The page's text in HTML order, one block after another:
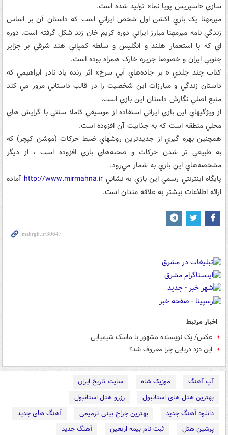
سازي «اسپريس پويا نما» توليد شده است.
ميرمهنا يک بازي اکشن اول‌ شخص ايراني است که داستان آن بر اساس
زندگي ‌نامه‌ ميرمهنا مبارز ايراني دوره‌ کريم ‌خان زند شکل گرفته است. دوره
اي که با استعمار هلند و انگليس و سلطه کمپاني هند شرقي بر جزاير
جنوبي ايران و خصوصا جزيره خارک همراه بوده است.
کتاب چند جلدي « بر جاده‌هاي آبي سرخ» اثر زنده ياد نادر ابراهيمي که
داستان زندگي و مبارزات اين شخصيت را در قالب داستاني مرور مي ‌کند
منبع اصلي نگارش داستان اين بازي است.
از ويژگيهاي اين بازي ايراني استفاده از موسيقي کاملا سنتي با گرايش هاي
محلي منطقه است که به جذابيت آن افزوده است.
همچنين بهره گيري از جديدترين روشهاي ضبط حرکات (موشن کپچر) که
به طبيعي تر شدن حرکات و صحنه‌هاي بازي افزوده است ، از ديگر
مشخصه‌هاي اين بازي به شمار مي‌رود.
پايگاه اينترنتي رسمي اين بازي به نشاني http://www.mirmahna.ir آماده
ارائه اطلاعات بيشتر به علاقه مندان است.
اخبار مرتبط
عکس/ یک نویسنده مشهور با ماسک شیمیایی
این دزد دریایی چرا معروف شد؟
آپ آهنگ موزیک شاه
سایت تاریخ ایران
بهترین هتل های استانبول
رزرو هتل استانبول
دانلود آهنگ جدید
بهترین جراح بینی ترمیمی
آهنگ های جدید
پرشین هتل
ثبت نام بیمه اربعین
آهنگ جدید